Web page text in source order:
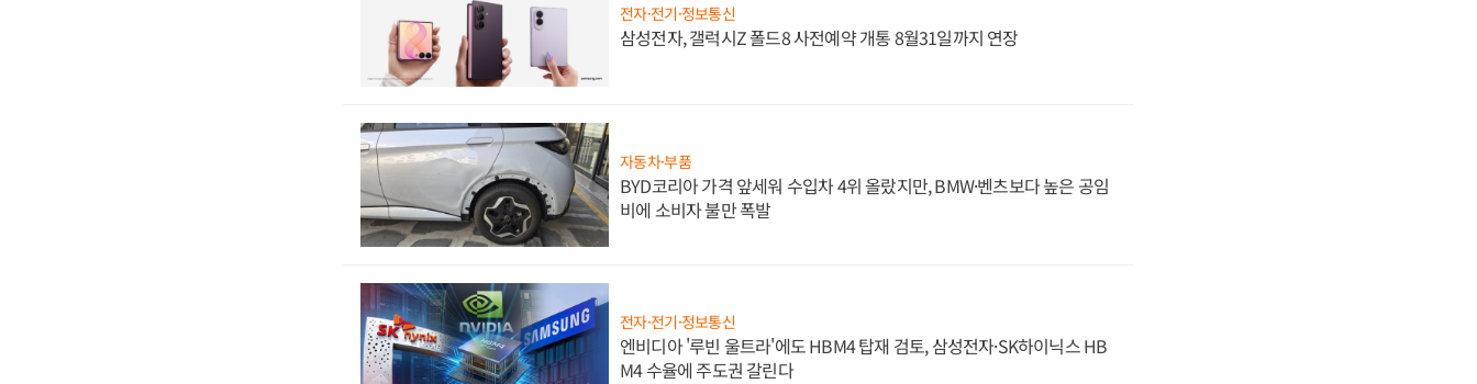
전자·전기·정보통신
삼성전자, 갤럭시Z 폴드8 사전예약 개통 8월31일까지 연장
자동차·부품
BYD코리아 가격 앞세워 수입차 4위 올랐지만, BMW·벤츠보다 높은 공임
비에 소비자 불만 폭발
전자·전기·정보통신
엔비디아 '루빈 울트라'에도 HBM4 탑재 검토, 삼성전자·SK하이닉스 HB
M4 수율에 주도권 갈린다